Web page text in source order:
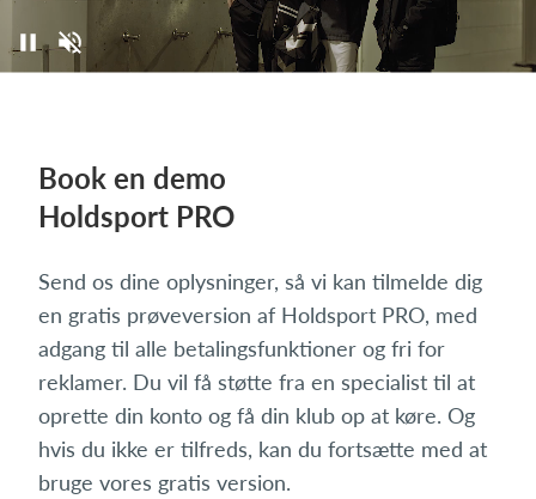
Book en demo
Holdsport PRO
Send os dine oplysninger, så vi kan tilmelde dig
en gratis prøveversion af Holdsport PRO, med
adgang til alle betalingsfunktioner og fri for
reklamer. Du vil få støtte fra en specialist til at
oprette din konto og få din klub op at køre. Og
hvis du ikke er tilfreds, kan du fortsætte med at
bruge vores gratis version.